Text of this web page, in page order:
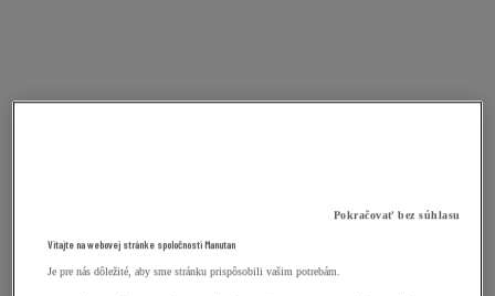
Pokračovať bez súhlasu
Vitajte na webovej stránke spoločnosti Manutan
Je pre nás dôležité, aby sme stránku prispôsobili vašim potrebám.